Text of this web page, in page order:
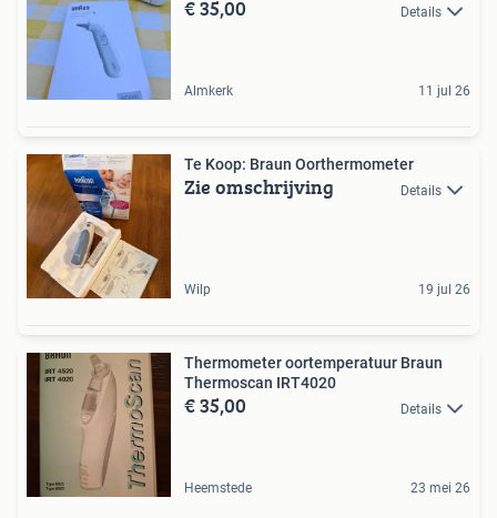
€ 35,00 Details
Almkerk 11 jul 26
Te Koop: Braun Oorthermometer
Zie omschrijving Details
Wilp 19 jul 26
Thermometer oortemperatuur Braun
Thermoscan IRT4020
€ 35,00 Details
Heemstede 23 mei 26